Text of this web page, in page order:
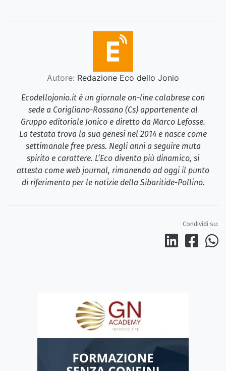
Autore: Redazione Eco dello Jonio
Ecodellojonio.it è un giornale on-line calabrese con
sede a Corigliano-Rossano (Cs) appartenente al
Gruppo editoriale Jonico e diretto da Marco Lefosse.
La testata trova la sua genesi nel 2014 e nasce come
settimanale free press. Negli anni a seguire muta
spirito e carattere. L’Eco diventa più dinamico, si
attesta come web journal, rimanendo ad oggi il punto
di riferimento per le notizie della Sibaritide-Pollino.
Condividi su: